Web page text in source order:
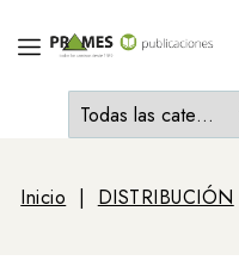
Inicio DISTRIBUCIÓN